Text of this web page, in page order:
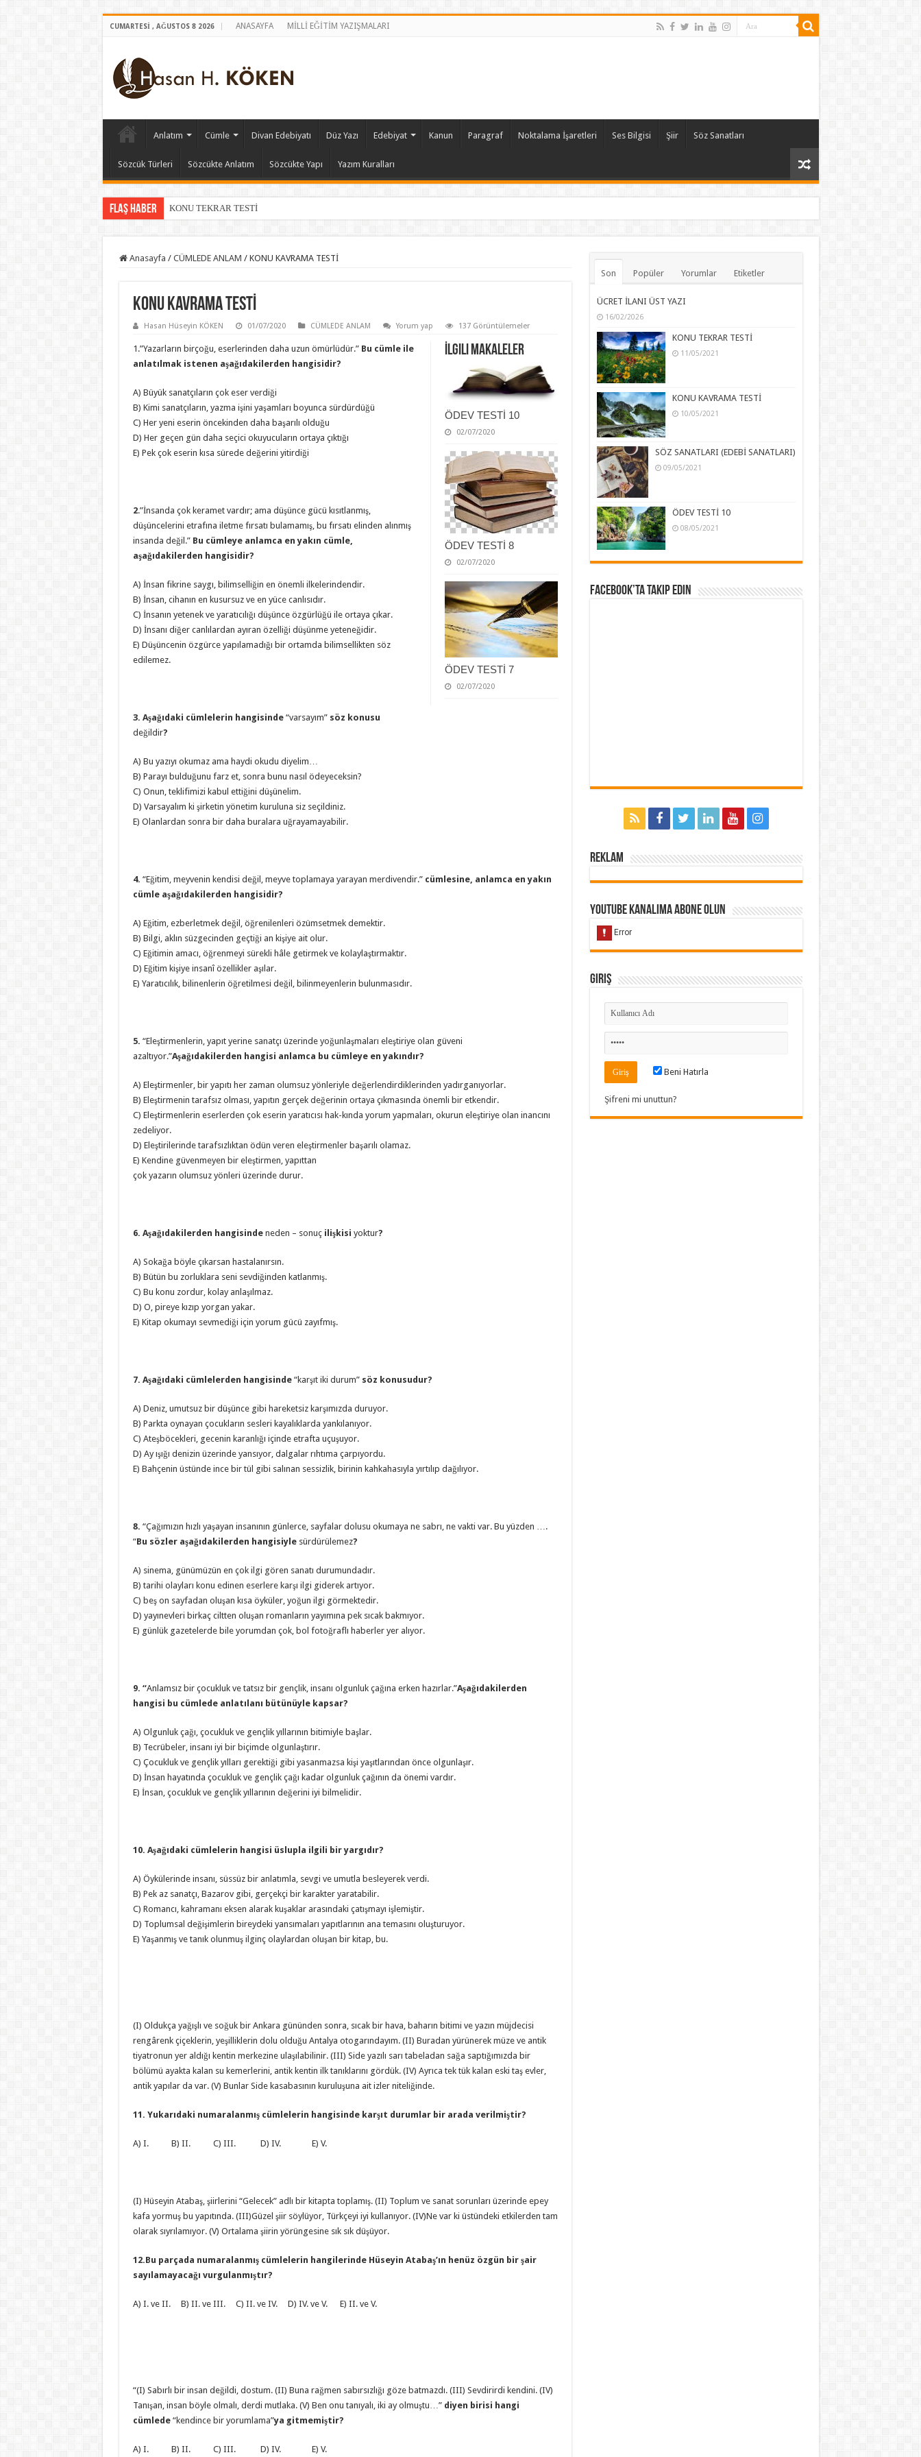
CUMARTESI , AĞUSTOS 8 2026 ANASAYFA MİLLİ EĞİTİM YAZIŞMALARI
Anlatım Cümle Divan Edebiyatı Düz Yazı Edebiyat Kanun Paragraf Noktalama İşaretleri Ses Bilgisi Şiir Söz Sanatları
Sözcük Türleri Sözcükte Anlatım Sözcükte Yapı Yazım Kuralları
Flaş Haber KONU TEKRAR TESTİ
Anasayfa / CÜMLEDE ANLAM / KONU KAVRAMA TESTİ
KONU KAVRAMA TESTİ
Hasan Hüseyin KÖKEN 01/07/2020 CÜMLEDE ANLAM Yorum yap 137 Görüntülemeler
İlgili Makaleler
ÖDEV TESTİ 10
02/07/2020
ÖDEV TESTİ 8
02/07/2020
ÖDEV TESTİ 7
02/07/2020
1.”Yazarların birçoğu, eserlerinden daha uzun ömürlüdür.” Bu cümle ile
anlatılmak istenen aşağıdakilerden hangisidir?
A) Büyük sanatçıların çok eser verdiği
B) Kimi sanatçıların, yazma işini yaşamları boyunca sürdürdüğü
C) Her yeni eserin öncekinden daha başarılı olduğu
D) Her geçen gün daha seçici okuyucuların ortaya çıktığı
E) Pek çok eserin kısa sürede değerini yitirdiği
2.”İnsanda çok keramet vardır; ama düşünce gücü kısıtlanmış,
düşüncelerini etrafına iletme fırsatı bulamamış, bu fırsatı elinden alınmış
insanda değil.”Bu cümleye anlamca en yakın cümle,
aşağıdakilerden hangisidir?
A) İnsan fikrine saygı, bilimselliğin en önemli ilkelerindendir.
B) İnsan, cihanın en kusursuz ve en yüce canlısıdır.
C) İnsanın yetenek ve yaratıcılığı düşünce özgürlüğü ile ortaya çıkar.
D) İnsanı diğer canlılardan ayıran özelliği düşünme yeteneğidir.
E) Düşüncenin özgürce yapılamadığı bir ortamda bilimsellikten söz
edilemez.
3. Aşağıdaki cümlelerin hangisinde “varsayım”söz konusu
değildir?
A) Bu yazıyı okumaz ama haydi okudu diyelim…
B) Parayı bulduğunu farz et, sonra bunu nasıl ödeyeceksin?
C) Onun, teklifimizi kabul ettiğini düşünelim.
D) Varsayalım ki şirketin yönetim kuruluna siz seçildiniz.
E) Olanlardan sonra bir daha buralara uğrayamayabilir.
4. “Eğitim, meyvenin kendisi değil, meyve toplamaya yarayan merdivendir.” cümlesine, anlamca en yakın
cümle aşağıdakilerden hangisidir?
A) Eğitim, ezberletmek değil, öğrenilenleri özümsetmek demektir.
B) Bilgi, aklın süzgecinden geçtiği an kişiye ait olur.
C) Eğitimin amacı, öğrenmeyi sürekli hâle getirmek ve kolaylaştırmaktır.
D) Eğitim kişiye insanî özellikler aşılar.
E) Yaratıcılık, bilinenlerin öğretilmesi değil, bilinmeyenlerin bulunmasıdır.
5. “Eleştirmenlerin, yapıt yerine sanatçı üzerinde yoğunlaşmaları eleştiriye olan güveni
azaltıyor.”Aşağıdakilerden hangisi anlamca bu cümleye en yakındır?
A) Eleştirmenler, bir yapıtı her zaman olumsuz yönleriyle değerlendirdiklerinden yadırganıyorlar.
B) Eleştirmenin tarafsız olması, yapıtın gerçek değerinin ortaya çıkmasında önemli bir etkendir.
C) Eleştirmenlerin eserlerden çok eserin yaratıcısı hak-kında yorum yapmaları, okurun eleştiriye olan inancını
zedeliyor.
D) Eleştirilerinde tarafsızlıktan ödün veren eleştirmenler başarılı olamaz.
E) Kendine güvenmeyen bir eleştirmen, yapıttan
çok yazarın olumsuz yönleri üzerinde durur.
6. Aşağıdakilerden hangisinde neden – sonuçilişkisi yoktur?
A) Sokağa böyle çıkarsan hastalanırsın.
B) Bütün bu zorluklara seni sevdiğinden katlanmış.
C) Bu konu zordur, kolay anlaşılmaz.
D) O, pireye kızıp yorgan yakar.
E) Kitap okumayı sevmediği için yorum gücü zayıfmış.
7. Aşağıdaki cümlelerden hangisinde “karşıt iki durum”söz konusudur?
A) Deniz, umutsuz bir düşünce gibi hareketsiz karşımızda duruyor.
B) Parkta oynayan çocukların sesleri kayalıklarda yankılanıyor.
C) Ateşböcekleri, gecenin karanlığı içinde etrafta uçuşuyor.
D) Ay ışığı denizin üzerinde yansıyor, dalgalar rıhtıma çarpıyordu.
E) Bahçenin üstünde ince bir tül gibi salınan sessizlik, birinin kahkahasıyla yırtılıp dağılıyor.
8. “Çağımızın hızlı yaşayan insanının günlerce, sayfalar dolusu okumaya ne sabrı, ne vakti var. Bu yüzden ….
“Bu sözler aşağıdakilerden hangisiyle sürdürülemez?
A) sinema, günümüzün en çok ilgi gören sanatı durumundadır.
B) tarihi olayları konu edinen eserlere karşı ilgi giderek artıyor.
C) beş on sayfadan oluşan kısa öyküler, yoğun ilgi görmektedir.
D) yayınevleri birkaç ciltten oluşan romanların yayımına pek sıcak bakmıyor.
E) günlük gazetelerde bile yorumdan çok, bol fotoğraflı haberler yer alıyor.
9. “Anlamsız bir çocukluk ve tatsız bir gençlik, insanı olgunluk çağına erken hazırlar.”Aşağıdakilerden
hangisi bu cümlede anlatılanı bütünüyle kapsar?
A) Olgunluk çağı, çocukluk ve gençlik yıllarının bitimiyle başlar.
B) Tecrübeler, insanı iyi bir biçimde olgunlaştırır.
C) Çocukluk ve gençlik yılları gerektiği gibi yasanmazsa kişi yaşıtlarından önce olgunlaşır.
D) İnsan hayatında çocukluk ve gençlik çağı kadar olgunluk çağının da önemi vardır.
E) İnsan, çocukluk ve gençlik yıllarının değerini iyi bilmelidir.
10. Aşağıdaki cümlelerin hangisi üslupla ilgili bir yargıdır?
A) Öykülerinde insanı, süssüz bir anlatımla, sevgi ve umutla besleyerek verdi.
B) Pek az sanatçı, Bazarov gibi, gerçekçi bir karakter yaratabilir.
C) Romancı, kahramanı eksen alarak kuşaklar arasındaki çatışmayı işlemiştir.
D) Toplumsal değişimlerin bireydeki yansımaları yapıtlarının ana temasını oluşturuyor.
E) Yaşanmış ve tanık olunmuş ilginç olaylardan oluşan bir kitap, bu.
(I) Oldukça yağışlı ve soğuk bir Ankara gününden sonra, sıcak bir hava, baharın bitimi ve yazın müjdecisi
rengârenk çiçeklerin, yeşilliklerin dolu olduğu Antalya otogarındayım. (II) Buradan yürünerek müze ve antik
tiyatronun yer aldığı kentin merkezine ulaşılabilinir. (III) Side yazılı sarı tabeladan sağa saptığımızda bir
bölümü ayakta kalan su kemerlerini, antik kentin ilk tanıklarını gördük. (IV) Ayrıca tek tük kalan eski taş evler,
antik yapılar da var. (V) Bunlar Side kasabasının kuruluşuna ait izler niteliğinde.
11. Yukarıdaki numaralanmış cümlelerin hangisinde karşıt durumlar bir arada verilmiştir?
A) I. B) II. C) III. D) IV. E) V.
(I) Hüseyin Atabaş, şiirlerini “Gelecek” adlı bir kitapta toplamış. (II) Toplum ve sanat sorunları üzerinde epey
kafa yormuş bu yapıtında. (III)Güzel şiir söylüyor, Türkçeyi iyi kullanıyor. (IV)Ne var ki üstündeki etkilerden tam
olarak sıyrılamıyor. (V) Ortalama şiirin yörüngesine sık sık düşüyor.
12.Bu parçada numaralanmış cümlelerin hangilerinde Hüseyin Atabaş’ın henüz özgün bir şair
sayılamayacağı vurgulanmıştır?
A) I. ve II. B) II. ve III. C) II. ve IV. D) IV. ve V. E) II. ve V.
“(I) Sabırlı bir insan değildi, dostum. (II) Buna rağmen sabırsızlığı göze batmazdı. (III) Sevdirirdi kendini. (IV)
Tanışan, insan böyle olmalı, derdi mutlaka. (V) Ben onu tanıyalı, iki ay olmuştu…” diyen birisi hangi
cümlede “kendince bir yorumlama”ya gitmemiştir?
A) I. B) II. C) III. D) IV. E) V.
Son Popüler Yorumlar Etiketler
ÜCRET İLANI ÜST YAZI
16/02/2026
KONU TEKRAR TESTİ
11/05/2021
KONU KAVRAMA TESTİ
10/05/2021
SÖZ SANATLARI (EDEBİ SANATLARI)
09/05/2021
ÖDEV TESTİ 10
08/05/2021
Facebook’ta Takip Edin
Reklam
Youtube Kanalıma Abone Olun
Giriş
Beni Hatırla
Şifreni mi unuttun?